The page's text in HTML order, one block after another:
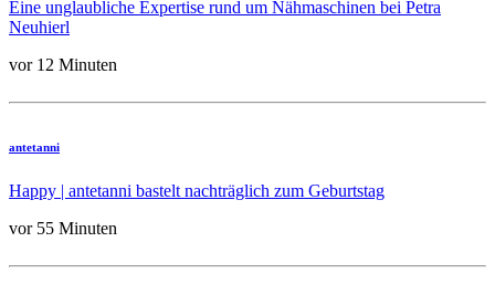
Eine unglaubliche Expertise rund um Nähmaschinen bei Petra
Neuhierl
vor 12 Minuten
antetanni
Happy | antetanni bastelt nachträglich zum Geburtstag
vor 55 Minuten